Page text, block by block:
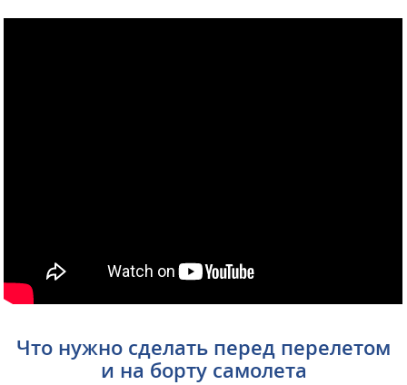
Что нужно сделать перед перелетом
и на борту самолета